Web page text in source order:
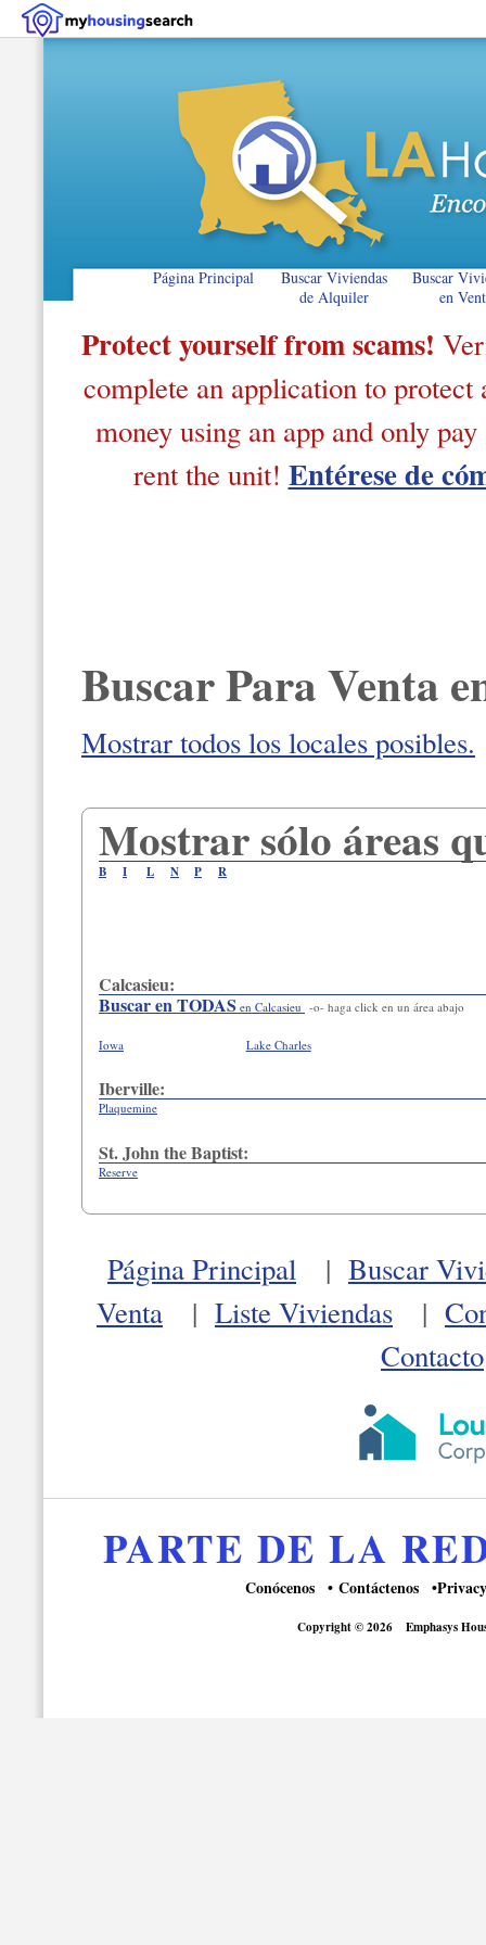
Página Principal
Buscar Viviendas
de Alquiler
Buscar
en
Protect yourself from scams!
complete an application to
money using an app and only
rent the unit! Entérese de
Buscar Para Venta
Mostrar todos los locales posibles.
Mostrar sólo áreas
B I L N P R
Calcasieu:
Buscar en TODAS en Calcasieu -o- haga click en un área abajo
Iowa Lake Charles
Iberville:
Plaquemine
St. John the Baptist:
Reserve
Página Principal | Buscar
Venta
| Liste Viviendas |
Contacto
PARTE DE LA
Conócenos Contáctenos
Copyright © 2026 Emphasys